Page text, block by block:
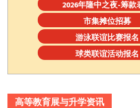
2026年隆中之夜-筹款
市集摊位招募
游泳联谊比赛报名
球类联谊活动报名
高等教育展与升学资讯